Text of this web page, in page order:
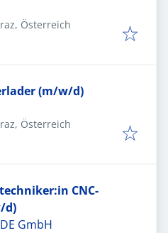
Österreich
(m/w/d)
Österreich
CNC-
d)
GmbH